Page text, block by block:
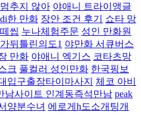
추지 않아 야애니 트라이앵글
di한 만화 장안 조건 후기
쇼타 망
씹 누나체험주문 성인 만화원
뒤틀린의도1 야만화 서큐버스
만화 야애니 엑기스 코타츠망
크 풀컬러 성인만화 한국핑보
입구출장타이마사지
체코 아비
남사이트 인계동즉석만남 peak
양분수녀 에로게h도소개팅개